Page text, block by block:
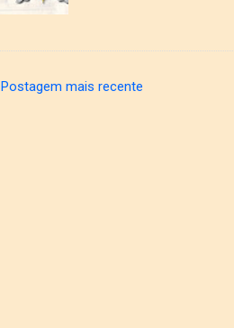
Postagem mais recente